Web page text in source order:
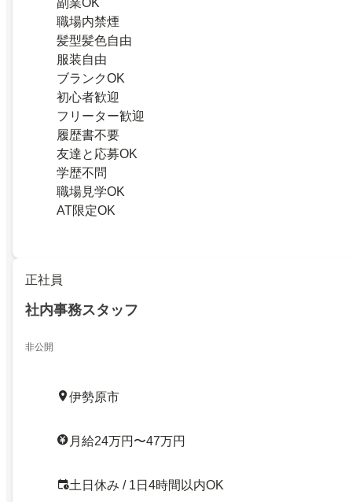
職場内禁煙
髪型髪色自由
服装自由
ブランクOK
初心者歓迎
フリーター歓迎
履歴書不要
友達と応募OK
学歴不問
職場見学OK
AT限定OK
正社員
社内事務スタッフ
非公開
伊勢原市
月給24万円〜47万円
土日休み / 1日4時間以内OK